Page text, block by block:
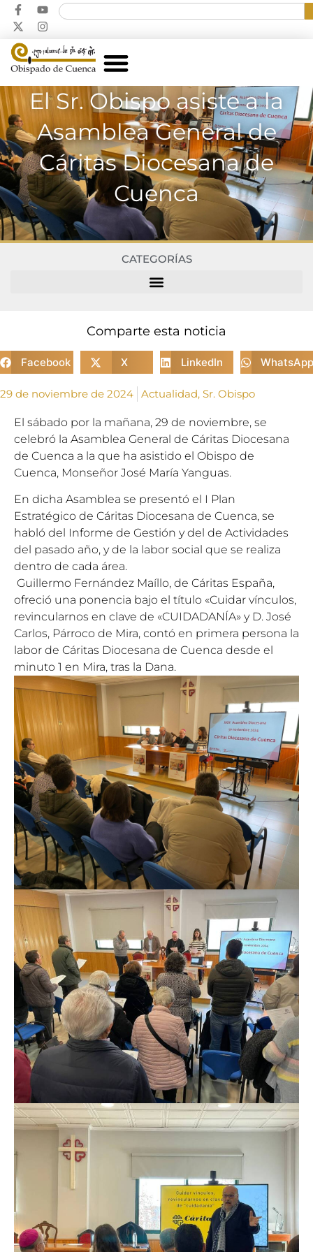
El Sr. Obispo asiste a la
Asamblea General de
Cáritas Diocesana de
Cuenca
CATEGORÍAS
Comparte esta noticia
Facebook X LinkedIn WhatsApp
29 de noviembre de 2024 Actualidad, Sr. Obispo
El sábado por la mañana, 29 de noviembre, se
celebró la Asamblea General de Cáritas Diocesana
de Cuenca a la que ha asistido el Obispo de
Cuenca, Monseñor José María Yanguas.
En dicha Asamblea se presentó el I Plan
Estratégico de Cáritas Diocesana de Cuenca, se
habló del Informe de Gestión y del de Actividades
del pasado año, y de la labor social que se realiza
dentro de cada área.
Guillermo Fernández Maíllo, de Cáritas España,
ofreció una ponencia bajo el título «Cuidar vínculos,
revincularnos en clave de «CUIDADANÍA» y D. José
Carlos, Párroco de Mira, contó en primera persona la
labor de Cáritas Diocesana de Cuenca desde el
minuto 1 en Mira, tras la Dana.